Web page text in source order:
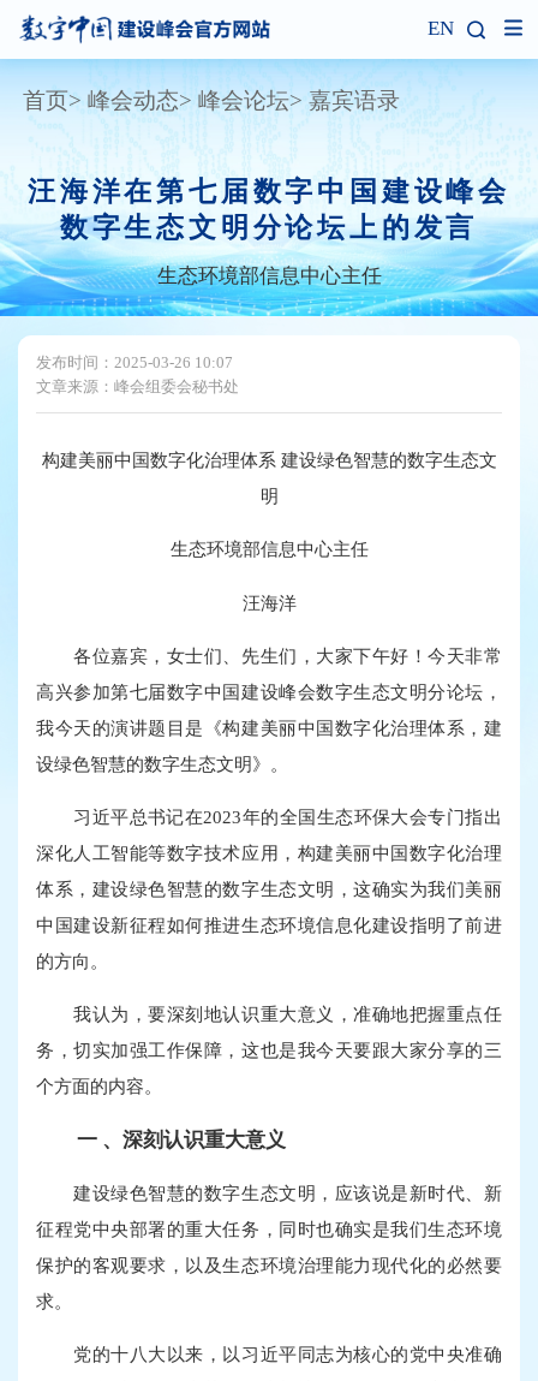
EN
首页 峰会动态 峰会论坛 嘉宾语录
汪海洋在第七届数字中国建设峰会
数字生态文明分论坛上的发言
生态环境部信息中心主任
发布时间：2025-03-26 10:07
文章来源：峰会组委会秘书处
构建美丽中国数字化治理体系 建设绿色智慧的数字生态文
明
生态环境部信息中心主任
汪海洋
各位嘉宾，女士们、先生们，大家下午好！今天非常
高兴参加第七届数字中国建设峰会数字生态文明分论坛，
我今天的演讲题目是《构建美丽中国数字化治理体系，建
设绿色智慧的数字生态文明》。
习近平总书记在2023年的全国生态环保大会专门指出
深化人工智能等数字技术应用，构建美丽中国数字化治理
体系，建设绿色智慧的数字生态文明，这确实为我们美丽
中国建设新征程如何推进生态环境信息化建设指明了前进
的方向。
我认为，要深刻地认识重大意义，准确地把握重点任
务，切实加强工作保障，这也是我今天要跟大家分享的三
个方面的内容。
一 、深刻认识重大意义
建设绿色智慧的数字生态文明，应该说是新时代、新
征程党中央部署的重大任务，同时也确实是我们生态环境
保护的客观要求，以及生态环境治理能力现代化的必然要
求。
党的十八大以来，以习近平同志为核心的党中央准确